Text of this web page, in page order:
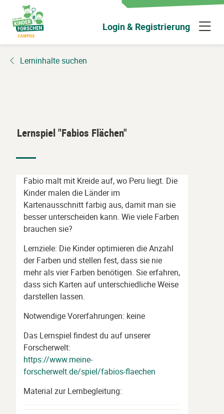
Hauptinhalt
wechseln
Login & Registrierung
Lerninhalte suchen
Lernspiel "Fabios Flächen"
Fabio malt mit Kreide auf, wo Peru liegt. Die
Kinder malen die Länder im
Kartenausschnitt farbig aus, damit man sie
besser unterscheiden kann. Wie viele Farben
brauchen sie?
Lernziele: Die Kinder optimieren die Anzahl
der Farben und stellen fest, dass sie nie
mehr als vier Farben benötigen. Sie erfahren,
dass sich Karten auf unterschiedliche Weise
darstellen lassen.
Notwendige Vorerfahrungen: keine
Das Lernspiel findest du auf unserer
Forscherwelt:
https://www.meine-
forscherwelt.de/spiel/fabios-flaechen
Material zur Lernbegleitung: